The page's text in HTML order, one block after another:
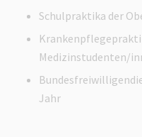
Schulpraktika der
Medizinstudenten/
Jahr